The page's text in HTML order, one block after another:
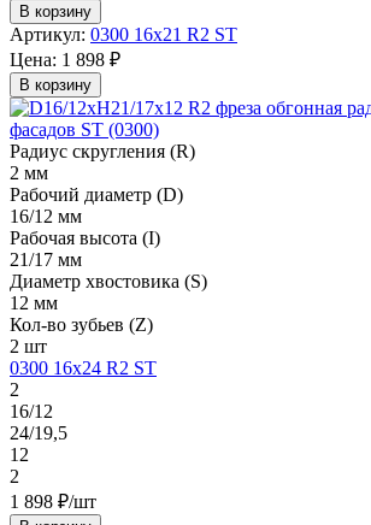
В корзину
Артикул: 0300 16х21 R2 ST
Цена: 1 898 ₽
В корзину
Радиус скругления (R)
2 мм
Рабочий диаметр (D)
16/12 мм
Рабочая высота (I)
21/17 мм
Диаметр хвостовика (S)
12 мм
Кол-во зубьев (Z)
2 шт
0300 16х24 R2 ST
2
16/12
24/19,5
12
2
1 898 ₽/шт